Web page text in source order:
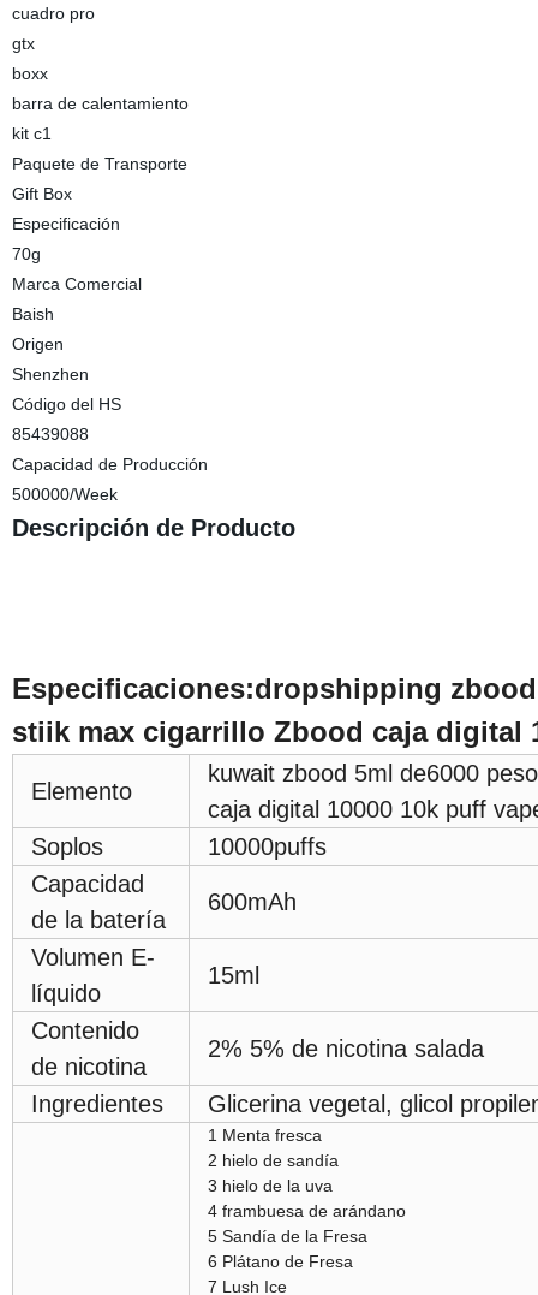
cuadro pro
gtx
boxx
barra de calentamiento
kit c1
Paquete de Transporte
Gift Box
Especificación
70g
Marca Comercial
Baish
Origen
Shenzhen
Código del HS
85439088
Capacidad de Producción
500000/Week
Descripción de Producto
Especificaciones:dropshipping
stiik max cigarrillo Zbood caja digital
Elemento
kuwait zbood 5ml de6000
caja digital 10000 10k puff
Soplos
10000puffs
Capacidad
de la batería
600mAh
Volumen E-
líquido
15ml
Contenido
de nicotina
2% 5% de nicotina salada
Ingredientes Glicerina vegetal, glicol
1 Menta fresca
2 hielo de sandía
3 hielo de la uva
4 frambuesa de arándano
5 Sandía de la Fresa
6 Plátano de Fresa
7 Lush Ice